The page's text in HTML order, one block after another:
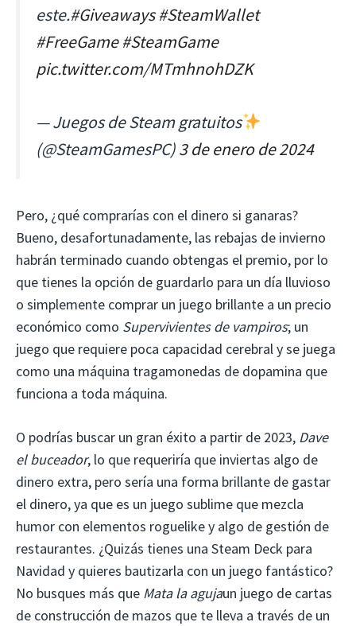
este.#Giveaways #SteamWallet
#FreeGame #SteamGame
pic.twitter.com/MTmhnohDZK
— Juegos de Steam gratuitos
(@SteamGamesPC)3 de enero de 2024
Pero, ¿qué comprarías con el dinero si ganaras?
Bueno, desafortunadamente, las rebajas de invierno
habrán terminado cuando obtengas el premio, por lo
que tienes la opción de guardarlo para un día lluvioso
o simplemente comprar un juego brillante a un precio
económico como Supervivientes de vampiros; un
juego que requiere poca capacidad cerebral y se juega
como una máquina tragamonedas de dopamina que
funciona a toda máquina.
O podrías buscar un gran éxito a partir de 2023, Dave
el buceador, lo que requeriría que inviertas algo de
dinero extra, pero sería una forma brillante de gastar
el dinero, ya que es un juego sublime que mezcla
humor con elementos roguelike y algo de gestión de
restaurantes. ¿Quizás tienes una Steam Deck para
Navidad y quieres bautizarla con un juego fantástico?
No busques más que Mata la agujaun juego de cartas
de construcción de mazos que te lleva a través de un